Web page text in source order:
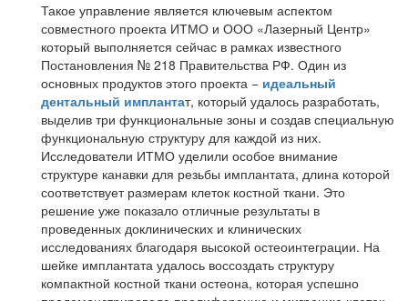
Такое управление является ключевым аспектом
совместного проекта ИТМО и ООО «Лазерный Центр»
который выполняется сейчас в рамках известного
Постановления № 218 Правительства РФ. Один из
основных продуктов этого проекта − идеальный
дентальный имплантат, который удалось разработать,
выделив три функциональные зоны и создав специальную
функциональную структуру для каждой из них.
Исследователи ИТМО уделили особое внимание
структуре канавки для резьбы имплантата, длина которой
соответствует размерам клеток костной ткани. Это
решение уже показало отличные результаты в
проведенных доклинических и клинических
исследованиях благодаря высокой остеоинтеграции. На
шейке имплантата удалось воссоздать структуру
компактной костной ткани остеона, которая успешно